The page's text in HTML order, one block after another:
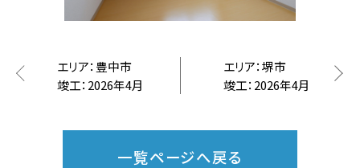
エリア：豊中市
竣工：2026年4月
エリア：堺市
竣工：2026年4月
一覧ページへ戻る